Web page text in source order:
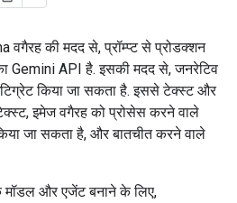
वगैरह की मदद से, प्रॉम्प्ट से प्रोडक्शन
Gemini API है. इसकी मदद से, जनरेटिव
किया जा सकता है. इससे टेक्स्ट और
इमेज वगैरह को प्रोसेस करने वाले
जा सकता है, और बातचीत करने वाले
और एजेंट बनाने के लिए,